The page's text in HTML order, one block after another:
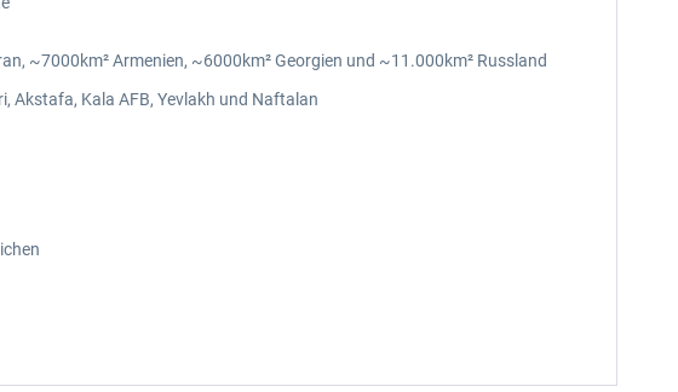
~7000km² Armenien, ~6000km² Georgien und ~11.000km² Russland
Akstafa, Kala AFB, Yevlakh und Naftalan